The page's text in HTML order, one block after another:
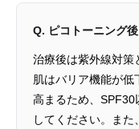
Q. ピコトーニング
治療後は紫外線対策
肌はバリア機能が低
高まるため、SPF30
してください。ま